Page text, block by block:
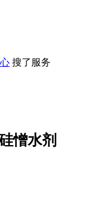
搜了服务
憎水剂